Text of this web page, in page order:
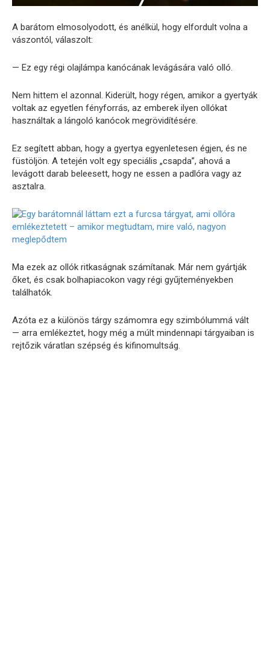
A barátom elmosolyodott, és anélkül, hogy elfordult volna a
vászontól, válaszolt:
— Ez egy régi olajlámpa kanócának levágására való olló.
Nem hittem el azonnal. Kiderült, hogy régen, amikor a gyertyák
voltak az egyetlen fényforrás, az emberek ilyen ollókat
használtak a lángoló kanócok megrövidítésére.
Ez segített abban, hogy a gyertya egyenletesen égjen, és ne
füstöljön. A tetején volt egy speciális „csapda”, ahová a
levágott darab beleesett, hogy ne essen a padlóra vagy az
asztalra.
Ma ezek az ollók ritkaságnak számítanak. Már nem gyártják
őket, és csak bolhapiacokon vagy régi gyűjteményekben
találhatók.
Azóta ez a különös tárgy számomra egy szimbólummá vált
— arra emlékeztet, hogy még a múlt mindennapi tárgyaiban is
rejtőzik váratlan szépség és kifinomultság.